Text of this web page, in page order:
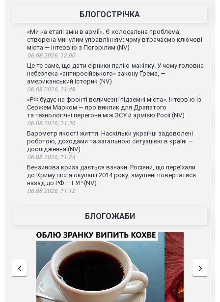
БЛОГОСТРІЧКА
«Ми на етапі змін в армії». Є колосальна проблема,
створена минулим управлінням: чому втрачаємо ключові
міста — інтерв'ю з Погорілим (NV)
06.08.2026, 12:00
Це те саме, що дати сірники палію-маніяку. У чому головна
небезпека «антиросійського» закону Ґрема, —
американський історик (NV)
06.08.2026, 11:48
«РФ будує на фронті величезні підземні міста». Інтерв'ю із
Сержем Марком — про виклик для Драпатого
та технологічні перегони між ЗСУ й армією Росії (NV)
06.08.2026, 11:36
Барометр якості життя. Наскільки українці задоволені
роботою, доходами та загальною ситуацією в країні —
дослідження (NV)
06.08.2026, 11:24
Бензинова криза дається взнаки. Росіяни, що переїхали
до Криму після окупації 2014 року, змушені повертатися
назад до РФ — ГУР (NV)
06.08.2026, 11:12
БЛОГОЖАБИ